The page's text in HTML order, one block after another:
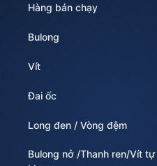
Hàng bán chạy
Bulong
Vít
Đai ốc
Long đen / Vòng đệm
Bulong nở /Thanh ren/Vít tự